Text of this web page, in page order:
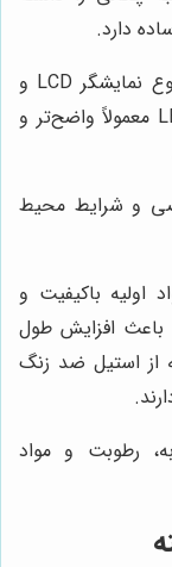
دارد.
ترازوهای زرگری با دو نوع نمایشگر LCD و
LED عرضه می‌شوند. نمایشگرهای LED معمولاً واضح‌تر و
و شرایط محیط
اولیه باکیفیت و
باعث افزایش طول
از استیل ضد زنگ
رطوبت و مواد